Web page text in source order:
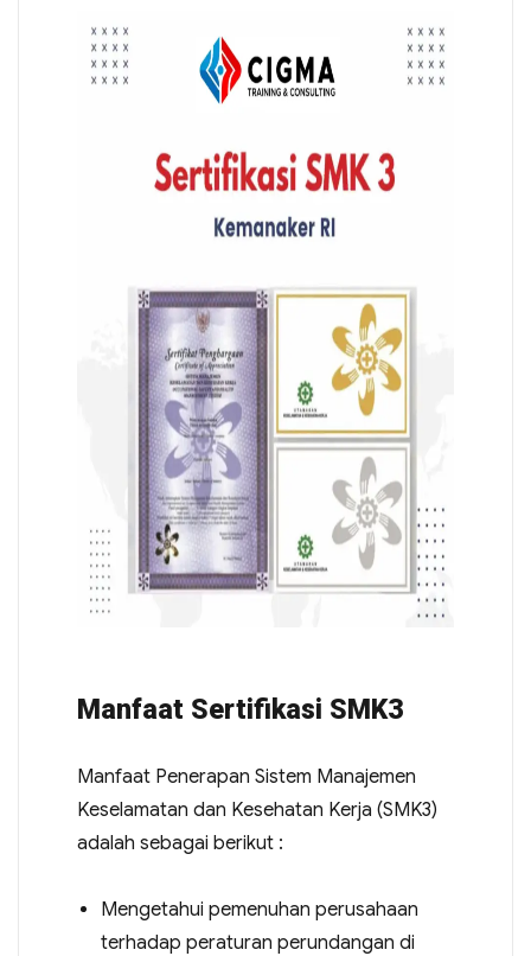
Manfaat Sertifikasi SMK3
Manfaat Penerapan Sistem Manajemen
Keselamatan dan Kesehatan Kerja (SMK3)
adalah sebagai berikut :
Mengetahui pemenuhan perusahaan
terhadap peraturan perundangan di